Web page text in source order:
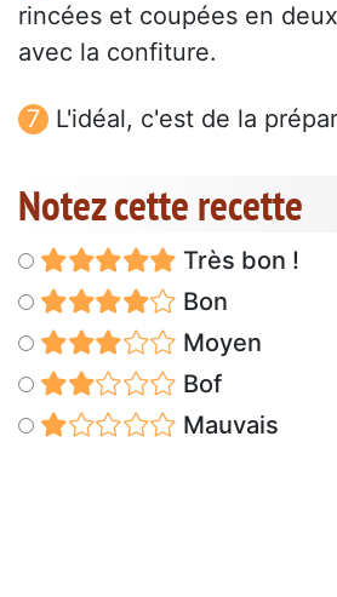
rincées et coupées en
avec la confiture.
L'idéal, c'est de la
Notez cette recette
Très bon !
Bon
Moyen
Bof
Mauvais